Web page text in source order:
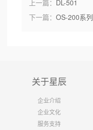
上一篇： DL-501
下一篇： OS-200系列
关于星辰
企业介绍
企业文化
服务支持